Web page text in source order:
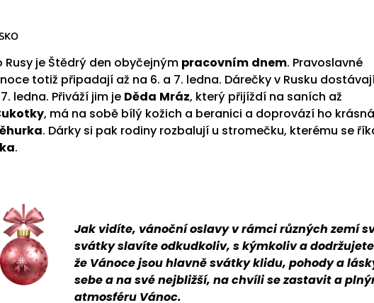
Rusy je Štědrý den obyčejným pracovním dnem. Pravoslavné
totiž připadají až na 6. a 7. ledna. Dárečky v Rusku
ledna. Přiváží jim je Děda Mráz, který přijíždí na saních až
, má na sobě bílý kožich a beranici a doprovází ho krásná
. Dárky si pak rodiny rozbalují u stromečku, kterému se
.
Jak vidíte, vánoční oslavy v rámci různých zemí
svátky slavíte odkudkoliv, s kýmkoliv a
že Vánoce jsou hlavně svátky klidu, pohody a
sebe a na své nejbližší, na chvíli se zastavit a
atmosféru Vánoc.